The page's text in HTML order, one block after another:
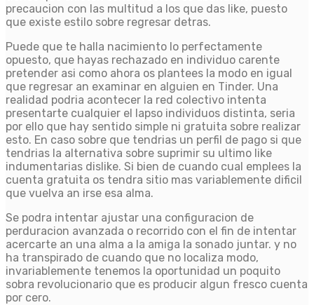
precaucion con las multitud a los que das like, puesto
que existe estilo sobre regresar detras.
Puede que te halla nacimiento lo perfectamente
opuesto, que hayas rechazado en individuo carente
pretender asi­ como ahora os plantees la modo en igual
que regresar an examinar en alguien en Tinder. Una
realidad podria acontecer la red colectivo intenta
presentarte cualquier el lapso individuos distinta, seri­a
por ello que hay sentido simple ni gratuita sobre realizar
esto. En caso sobre que tendrias un perfil de pago si que
tendrias la alternativa sobre suprimir su ultimo like
indumentarias dislike. Si bien de cuando cual emplees la
cuenta gratuita os tendra sitio mas variablemente dificil
que vuelva an irse esa alma.
Se podra intentar ajustar una configuracion de
perduracion avanzada o recorrido con el fin de intentar
acercarte an una alma a la amiga la sonado juntar. y no
ha transpirado de cuando que no localiza modo,
invariablemente tenemos la oportunidad un poquito
sobra revolucionario que es producir algun fresco cuenta
por cero.